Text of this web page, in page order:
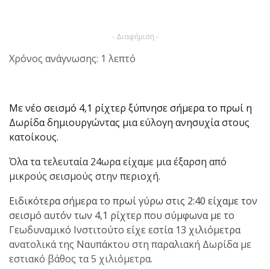
- Διαφήμιση -
Χρόνος ανάγνωσης: 1 λεπτό
Με νέο σεισμό 4,1 ρίχτερ ξύπνησε σήμερα το πρωί η
Δωρίδα δημιουργώντας μια εύλογη ανησυχία στους
κατοίκους.
Όλα τα τελευταία 24ωρα είχαμε μια έξαρση από
μικρούς σεισμούς στην περιοχή.
Ειδικότερα σήμερα το πρωί γύρω στις 2:40 είχαμε τον
σεισμό αυτόν των 4,1 ρίχτερ που σύμφωνα με το
Γεωδυναμικό Ινστιτούτο είχε εστία 13 χιλιόμετρα
ανατολικά της Ναυπάκτου στη παραλιακή Δωρίδα με
εστιακό βάθος τα 5 χιλιόμετρα.